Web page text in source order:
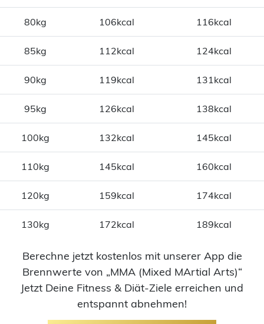
80kg 106kcal 116kcal
85kg 112kcal 124kcal
90kg 119kcal 131kcal
95kg 126kcal 138kcal
100kg 132kcal 145kcal
110kg 145kcal 160kcal
120kg 159kcal 174kcal
130kg 172kcal 189kcal
Berechne jetzt kostenlos mit unserer App die
Brennwerte von „MMA (Mixed MArtial Arts)“
Jetzt Deine Fitness & Diät-Ziele erreichen und
entspannt abnehmen!